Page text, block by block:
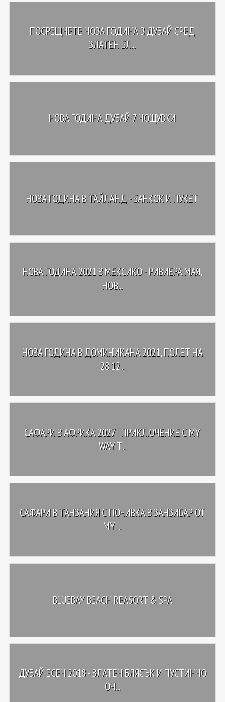
ПОСРЕЩНЕТЕ НОВА ГОДИНА В ДУБАЙ СРЕД
ЗЛАТЕН БЛ...
НОВА ГОДИНА ДУБАЙ 7 НОЩУВКИ
НОВА ГОДИНА В ТАЙЛАНД - БАНКОК И ПУКЕТ
НОВА ГОДИНА 2021 В МЕКСИКО - РИВИЕРА МАЯ,
НОВ...
НОВА ГОДИНА В ДОМИНИКАНА 2021, ПОЛЕТ НА
28.12...
САФАРИ В АФРИКА 2027 | ПРИКЛЮЧЕНИЕ С MY
WAY T...
САФАРИ В ТАНЗАНИЯ С ПОЧИВКА В ЗАНЗИБАР ОТ
MY ...
BLUEBAY BEACH REASORT & SPA
ДУБАЙ EСЕН 2018 - ЗЛАТЕН БЛЯСЪК И ПУСТИННО
ОЧ...